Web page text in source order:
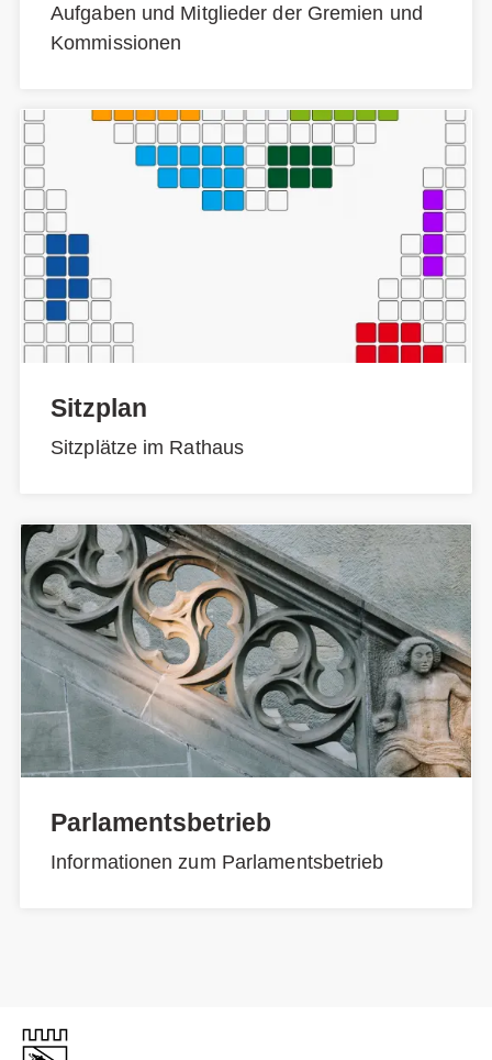
Aufgaben und Mitglieder der Gremien und
Kommissionen
Sitzplan
Sitzplätze im Rathaus
Parlamentsbetrieb
Informationen zum Parlamentsbetrieb